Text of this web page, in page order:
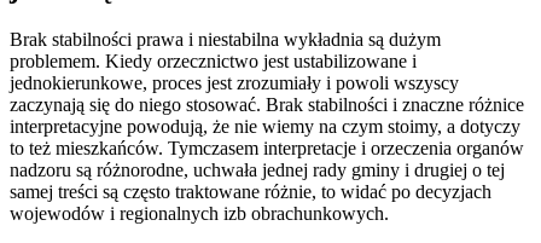
Brak stabilności prawa i niestabilna wykładnia są dużym
problemem. Kiedy orzecznictwo jest ustabilizowane i
jednokierunkowe, proces jest zrozumiały i powoli wszyscy
zaczynają się do niego stosować. Brak stabilności i znaczne różnice
interpretacyjne powodują, że nie wiemy na czym stoimy, a dotyczy
to też mieszkańców. Tymczasem interpretacje i orzeczenia organów
nadzoru są różnorodne, uchwała jednej rady gminy i drugiej o tej
samej treści są często traktowane różnie, to widać po decyzjach
wojewodów i regionalnych izb obrachunkowych.